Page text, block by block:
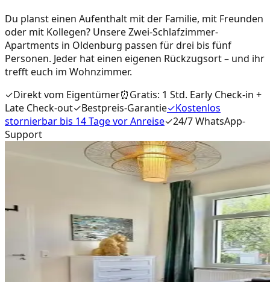
Du planst einen Aufenthalt mit der Familie, mit Freunden
oder mit Kollegen? Unsere Zwei-Schlafzimmer-
Apartments in Oldenburg passen für drei bis fünf
Personen. Jeder hat einen eigenen Rückzugsort – und ihr
trefft euch im Wohnzimmer.
✓Direkt vom Eigentümer⏰Gratis: 1 Std. Early Check-in +
Late Check-out✓Bestpreis-Garantie✓Kostenlos
stornierbar bis 14 Tage vor Anreise✓24/7 WhatsApp-
Support